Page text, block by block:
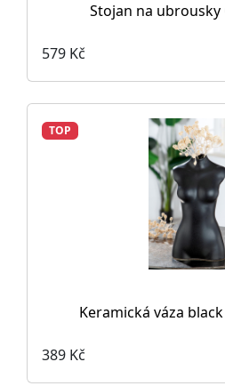
Stojan na ubrousky
579 Kč
TOP
Keramická váza
389 Kč